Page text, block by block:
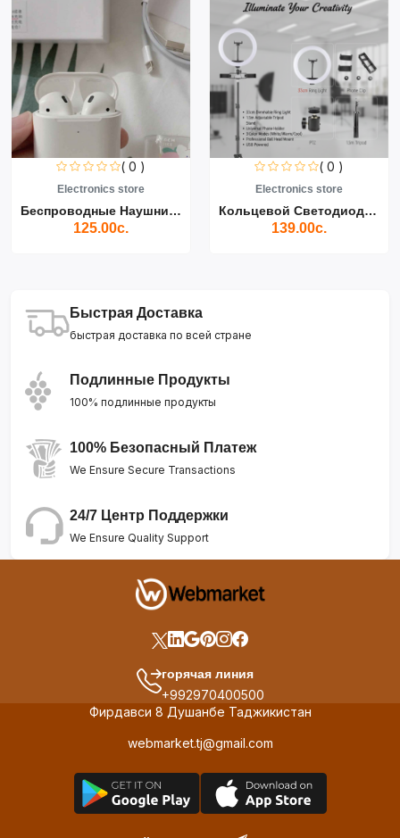
( 0 )
Electronics store
Беспроводные Наушники Air...
125.00с.
( 0 )
Electronics store
Кольцевой Светодиодный Св...
139.00с.
Быстрая Доставка
быстрая доставка по всей стране
Подлинные Продукты
100% подлинные продукты
100% Безопасный Платеж
We Ensure Secure Transactions
24/7 Центр Поддержки
We Ensure Quality Support
горячая линия
+992970400500
Фирдавси 8 Душанбе Таджикистан
webmarket.tj@gmail.com